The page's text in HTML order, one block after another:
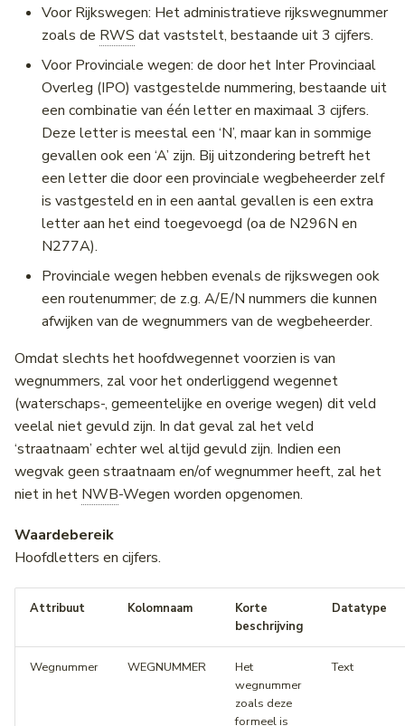
Voor Rijkswegen: Het administratieve rijkswegnummer
zoals de RWS dat vaststelt, bestaande uit 3 cijfers.
Voor Provinciale wegen: de door het Inter Provinciaal
Overleg (IPO) vastgestelde nummering, bestaande uit
een combinatie van één letter en maximaal 3 cijfers.
Deze letter is meestal een ‘N’, maar kan in sommige
gevallen ook een ‘A’ zijn. Bij uitzondering betreft het
een letter die door een provinciale wegbeheerder zelf
is vastgesteld en in een aantal gevallen is een extra
letter aan het eind toegevoegd (oa de N296N en
N277A).
Provinciale wegen hebben evenals de rijkswegen ook
een routenummer; de z.g. A/E/N nummers die kunnen
afwijken van de wegnummers van de wegbeheerder.
Omdat slechts het hoofdwegennet voorzien is van
wegnummers, zal voor het onderliggend wegennet
(waterschaps-, gemeentelijke en overige wegen) dit veld
veelal niet gevuld zijn. In dat geval zal het veld
‘straatnaam’ echter wel altijd gevuld zijn. Indien een
wegvak geen straatnaam en/of wegnummer heeft, zal het
niet in het NWB-Wegen worden opgenomen.
Waardebereik
Hoofdletters en cijfers.
Attribuut Kolomnaam
Korte
beschrijving
Datatype
Wegnummer WEGNUMMER
Het
wegnummer
zoals deze
formeel is
Text